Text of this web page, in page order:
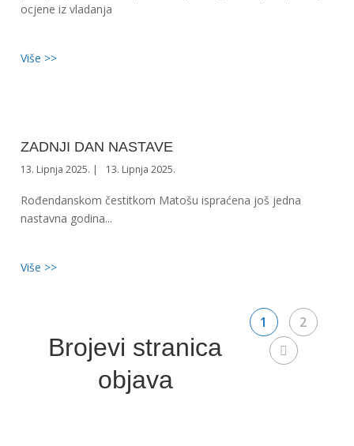
ocjene iz vladanja
Više >>
ZADNJI DAN NASTAVE
13. Lipnja 2025. 13. Lipnja 2025.
Rođendanskom čestitkom Matošu ispraćena još jedna
nastavna godina...
Više >>
Brojevi stranica
objava
1 2